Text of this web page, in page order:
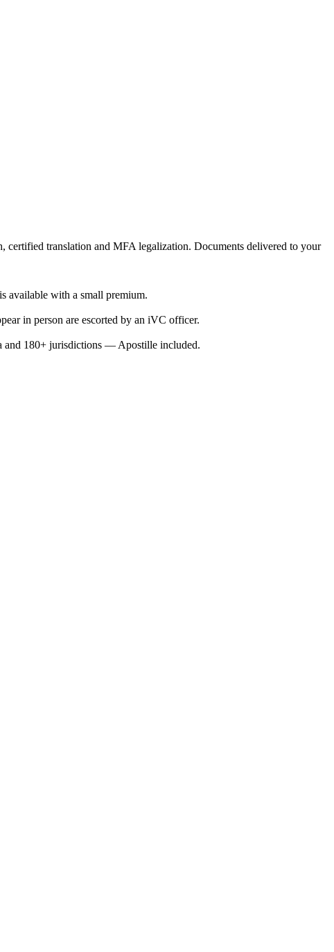
translation and MFA legalization. Documents delivered to your
available with a small premium.
in person are escorted by an iVC officer.
and 180+ jurisdictions — Apostille included.